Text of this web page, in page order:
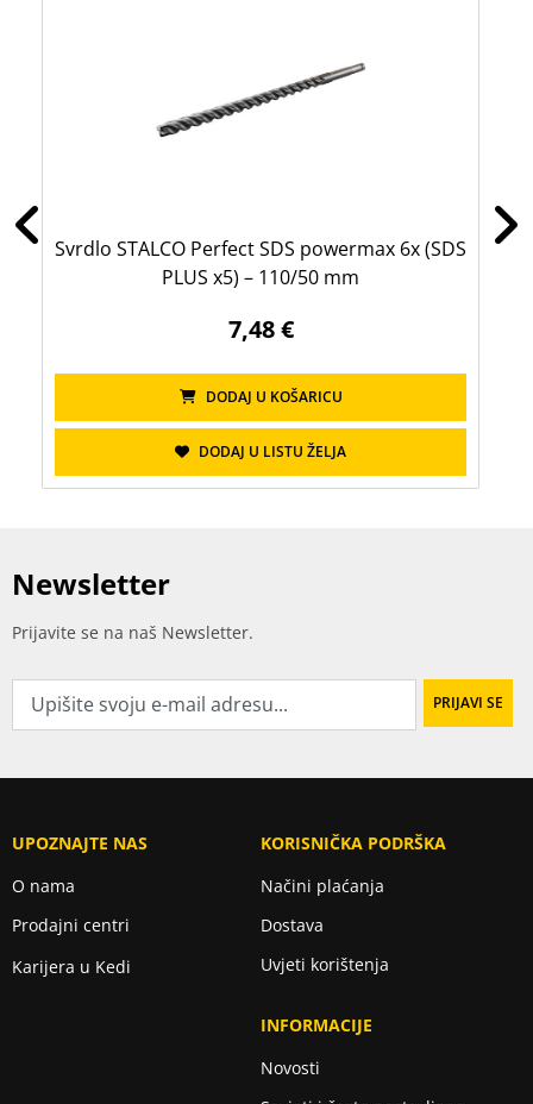
Svrdlo STALCO Perfect SDS powermax 6x (SDS
PLUS x5) – 110/50 mm
7,48 €
DODAJ U KOŠARICU
DODAJ U LISTU ŽELJA
Newsletter
Prijavite se na naš Newsletter.
UPOZNAJTE NAS
O nama
Prodajni centri
Karijera u Kedi
KORISNIČKA PODRŠKA
Načini plaćanja
Dostava
Uvjeti korištenja
INFORMACIJE
Novosti